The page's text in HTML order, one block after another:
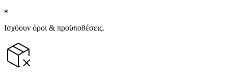
Ισχύουν όροι & προϋποθέσεις.